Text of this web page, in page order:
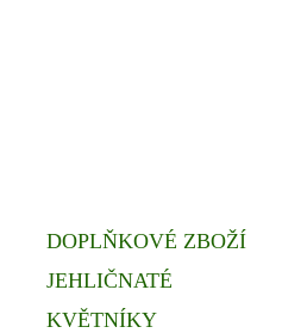
DOPLŇKOVÉ ZBOŽÍ
JEHLIČNATÉ
KVĚTNÍKY